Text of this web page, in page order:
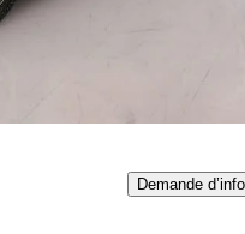
Demande d’info